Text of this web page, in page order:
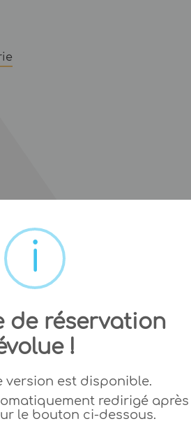
de réservation
!
version est disponible.
redirigé après
le bouton ci-dessous.